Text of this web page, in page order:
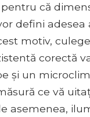
că
defini adesea
motiv,
corectă
și un
ce vă
asemenea,